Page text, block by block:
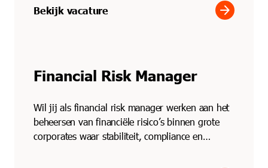
Bekijk vacature arrow_forward
Financial Risk Manager
Wil jij als financial risk manager werken aan het
beheersen van financiële risico’s binnen grote
corporates waar stabiliteit, compliance en